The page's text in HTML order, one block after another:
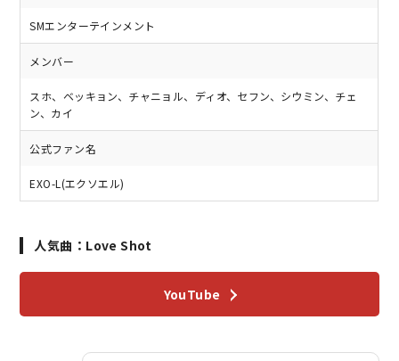
SMエンターテインメント
メンバー
スホ、ベッキョン、チャニョル、ディオ、セフン、シウミン、チェ
ン、カイ
公式ファン名
EXO-L(エクソエル)
人気曲：Love Shot
YouTube